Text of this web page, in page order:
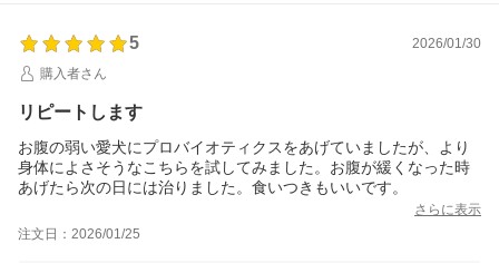
5
2026/01/30
購入者さん
リピートします
お腹の弱い愛犬にプロバイオティクスをあげていましたが、より
身体によさそうなこちらを試してみました。お腹が緩くなった時
あげたら次の日には治りました。食いつきもいいです。
さらに表示
注文日：2026/01/25